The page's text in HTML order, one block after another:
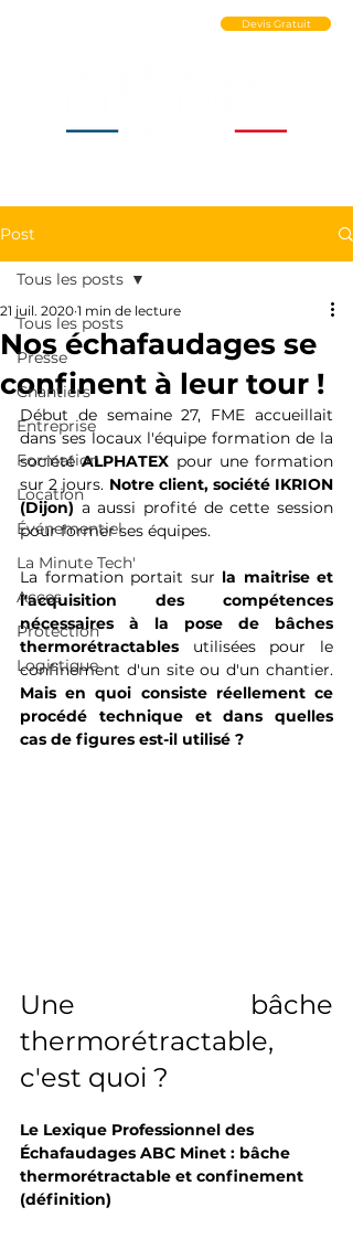
Devis Gratuit
Post
Tous les posts
Presse
Chantiers
Entreprise
Formation
Location
Événementiel
La Minute Tech'
Acces
Protection
Logistique
Tous les posts
Nos échafaudages se
confinent à leur tour !
21 juil. 2020 1 min de lecture
Début de semaine 27, FME accueillait
dans ses locaux l'équipe formation de la
société ALPHATEX pour une formation
sur 2 jours. Notre client, société IKRION
(Dijon) a aussi profité de cette session
pour former ses équipes.
La formation portait sur la maitrise et
l'acquisition des compétences
nécessaires à la pose de bâches
thermorétractables utilisées pour le
Mais en quoi consiste réellement ce
procédé technique et dans quelles
cas de figures est-il utilisé ?
Une bâche
thermorétractable,
c'est quoi ?
Le Lexique Professionnel des
Échafaudages ABC Minet : bâche
thermorétractable et confinement
(définition)